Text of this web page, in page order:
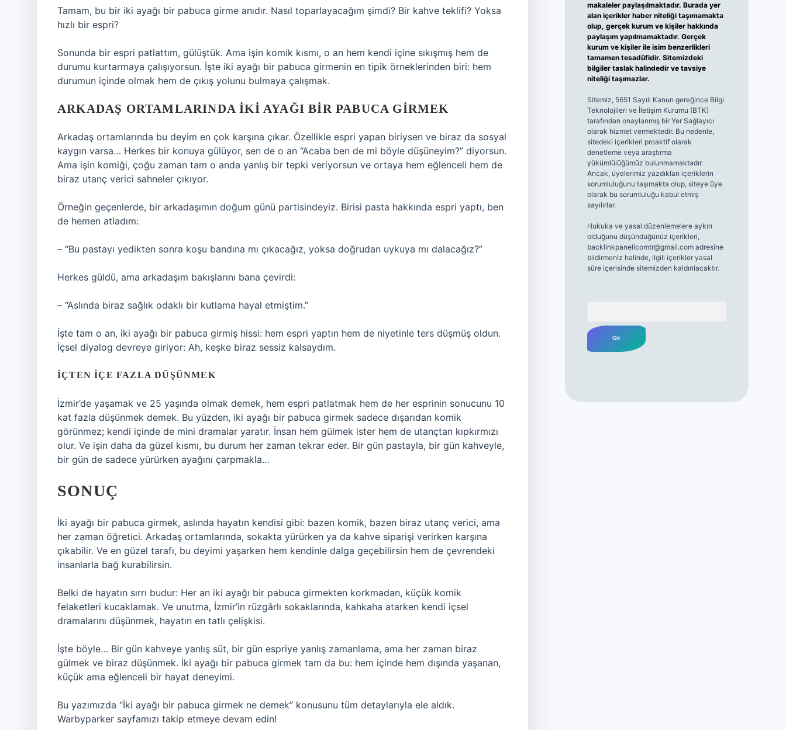
Tamam, bu bir iki ayağı bir pabuca girme anıdır. Nasıl toparlayacağım şimdi? Bir kahve teklifi? Yoksa
hızlı bir espri?
Sonunda bir espri patlattım, gülüştük. Ama işin komik kısmı, o an hem kendi içine sıkışmış hem de
durumu kurtarmaya çalışıyorsun. İşte iki ayağı bir pabuca girmenin en tipik örneklerinden biri: hem
durumun içinde olmak hem de çıkış yolunu bulmaya çalışmak.
ARKADAŞ ORTAMLARINDA İKI AYAĞI BIR PABUCA GIRMEK
Arkadaş ortamlarında bu deyim en çok karşına çıkar. Özellikle espri yapan biriysen ve biraz da sosyal
kaygın varsa… Herkes bir konuya gülüyor, sen de o an “Acaba ben de mi böyle düşüneyim?” diyorsun.
Ama işin komiği, çoğu zaman tam o anda yanlış bir tepki veriyorsun ve ortaya hem eğlenceli hem de
biraz utanç verici sahneler çıkıyor.
Örneğin geçenlerde, bir arkadaşımın doğum günü partisindeyiz. Birisi pasta hakkında espri yaptı, ben
de hemen atladım:
– “Bu pastayı yedikten sonra koşu bandına mı çıkacağız, yoksa doğrudan uykuya mı dalacağız?”
Herkes güldü, ama arkadaşım bakışlarını bana çevirdi:
– “Aslında biraz sağlık odaklı bir kutlama hayal etmiştim.”
İşte tam o an, iki ayağı bir pabuca girmiş hissi: hem espri yaptın hem de niyetinle ters düşmüş oldun.
İçsel diyalog devreye giriyor: Ah, keşke biraz sessiz kalsaydım.
İÇTEN İÇE FAZLA DÜŞÜNMEK
İzmir’de yaşamak ve 25 yaşında olmak demek, hem espri patlatmak hem de her esprinin sonucunu 10
kat fazla düşünmek demek. Bu yüzden, iki ayağı bir pabuca girmek sadece dışarıdan komik
görünmez; kendi içinde de mini dramalar yaratır. İnsan hem gülmek ister hem de utançtan kıpkırmızı
olur. Ve işin daha da güzel kısmı, bu durum her zaman tekrar eder. Bir gün pastayla, bir gün kahveyle,
bir gün de sadece yürürken ayağını çarpmakla…
SONUÇ
İki ayağı bir pabuca girmek, aslında hayatın kendisi gibi: bazen komik, bazen biraz utanç verici, ama
her zaman öğretici. Arkadaş ortamlarında, sokakta yürürken ya da kahve siparişi verirken karşına
çıkabilir. Ve en güzel tarafı, bu deyimi yaşarken hem kendinle dalga geçebilirsin hem de çevrendeki
insanlarla bağ kurabilirsin.
Belki de hayatın sırrı budur: Her an iki ayağı bir pabuca girmekten korkmadan, küçük komik
felaketleri kucaklamak. Ve unutma, İzmir’in rüzgârlı sokaklarında, kahkaha atarken kendi içsel
dramalarını düşünmek, hayatın en tatlı çelişkisi.
İşte böyle… Bir gün kahveye yanlış süt, bir gün espriye yanlış zamanlama, ama her zaman biraz
gülmek ve biraz düşünmek. İki ayağı bir pabuca girmek tam da bu: hem içinde hem dışında yaşanan,
küçük ama eğlenceli bir hayat deneyimi.
Bu yazımızda “İki ayağı bir pabuca girmek ne demek” konusunu tüm detaylarıyla ele aldık.
Warbyparker sayfamızı takip etmeye devam edin!
makaleler paylaşılmaktadır. Burada yer
alan içerikler haber niteliği taşımamakta
olup, gerçek kurum ve kişiler hakkında
paylaşım yapılmamaktadır. Gerçek
kurum ve kişiler ile isim benzerlikleri
tamamen tesadüfidir. Sitemizdeki
bilgiler taslak halindedir ve tavsiye
niteliği taşımazlar.
Sitemiz, 5651 Sayılı Kanun gereğince Bilgi
Teknolojileri ve İletişim Kurumu (BTK)
tarafından onaylanmış bir Yer Sağlayıcı
olarak hizmet vermektedir. Bu nedenle,
sitedeki içerikleri proaktif olarak
denetleme veya araştırma
yükümlülüğümüz bulunmamaktadır.
Ancak, üyelerimiz yazdıkları içeriklerin
sorumluluğunu taşımakta olup, siteye üye
olarak bu sorumluluğu kabul etmiş
sayılırlar.
Hukuka ve yasal düzenlemelere aykırı
olduğunu düşündüğünüz içerikleri,
backlinkpanelicomtr@gmail.comadresine
bildirmeniz halinde, ilgili içerikler yasal
süre içerisinde sitemizden kaldırılacaktır.